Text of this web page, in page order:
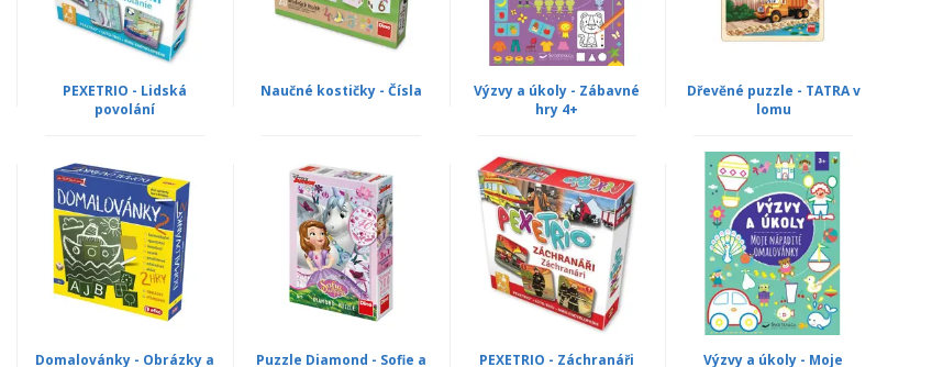
PEXETRIO - Lidská
povolání
Naučné kostičky - Čísla
Výzvy a úkoly - Zábavné
hry 4+
Dřevěné puzzle - TATRA v
lomu
Domalovánky - Obrázky a
Puzzle Diamond - Sofie a
PEXETRIO - Záchranáři
Výzvy a úkoly - Moje